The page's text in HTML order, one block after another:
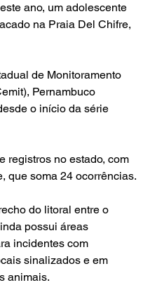
ano, um adolescente
na Praia Del Chifre,
de Monitoramento
Pernambuco
o início da série
registros no estado, com
que soma 24 ocorrências.
do litoral entre o
possui áreas
incidentes com
sinalizados e em
animais.